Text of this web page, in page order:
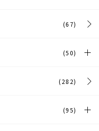
(67)
(50)
(282)
(95)